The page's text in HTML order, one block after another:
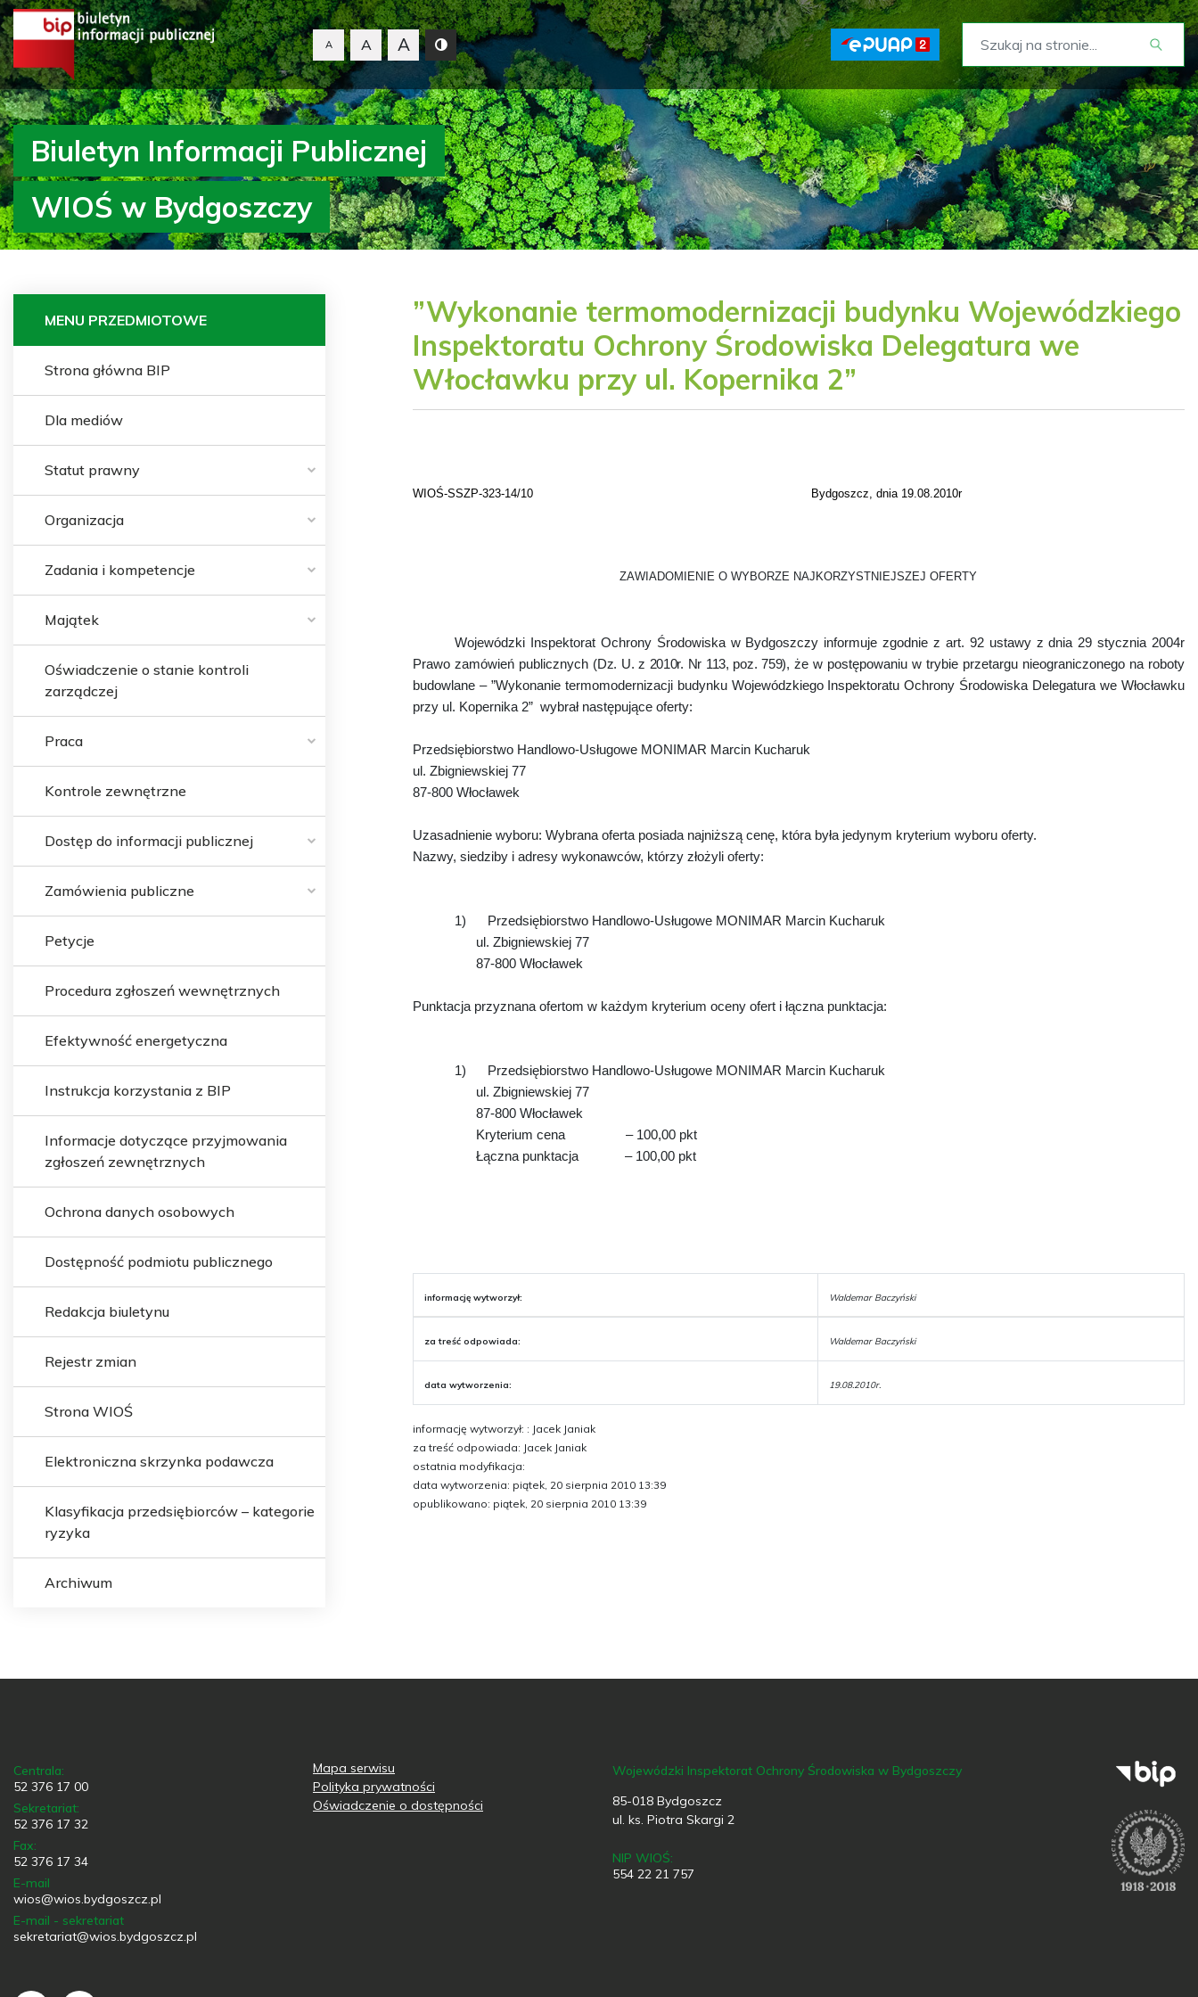
A A A
Biuletyn Informacji Publicznej
WIOŚ w Bydgoszczy
MENU PRZEDMIOTOWE
Strona główna BIP
Dla mediów
Statut prawny
Organizacja
Zadania i kompetencje
Majątek
Oświadczenie o stanie kontroli
zarządczej
Praca
Kontrole zewnętrzne
Dostęp do informacji publicznej
Zamówienia publiczne
Petycje
Procedura zgłoszeń wewnętrznych
Efektywność energetyczna
Instrukcja korzystania z BIP
Informacje dotyczące przyjmowania
zgłoszeń zewnętrznych
Ochrona danych osobowych
Dostępność podmiotu publicznego
Redakcja biuletynu
Rejestr zmian
Strona WIOŚ
Elektroniczna skrzynka podawcza
Klasyfikacja przedsiębiorców – kategorie
ryzyka
Archiwum
”Wykonanie termomodernizacji budynku Wojewódzkiego
Inspektoratu Ochrony Środowiska Delegatura we
Włocławku przy ul. Kopernika 2”
WIOŚ-SSZP-323-14/10 Bydgoszcz, dnia 19.08.2010r
ZAWIADOMIENIE O WYBORZE NAJKORZYSTNIEJSZEJ OFERTY
Wojewódzki Inspektorat Ochrony Środowiska w Bydgoszczy informuje zgodnie z art. 92 ustawy z dnia 29 stycznia 2004r
Prawo zamówień publicznych (Dz. U. z 2010r. Nr 113, poz. 759), że w postępowaniu w trybie przetargu nieograniczonego na roboty
budowlane – ”Wykonanie termomodernizacji budynku Wojewódzkiego Inspektoratu Ochrony Środowiska Delegatura we Włocławku
przy ul. Kopernika 2” wybrał następujące oferty:
Przedsiębiorstwo Handlowo-Usługowe MONIMAR Marcin Kucharuk
ul. Zbigniewskiej 77
87-800 Włocławek
Uzasadnienie wyboru: Wybrana oferta posiada najniższą cenę, która była jedynym kryterium wyboru oferty.
Nazwy, siedziby i adresy wykonawców, którzy złożyli oferty:
1)
Przedsiębiorstwo Handlowo-Usługowe MONIMAR Marcin Kucharuk
ul. Zbigniewskiej 77
87-800 Włocławek
Punktacja przyznana ofertom w każdym kryterium oceny ofert i łączna punktacja:
1)
Przedsiębiorstwo Handlowo-Usługowe MONIMAR Marcin Kucharuk
ul. Zbigniewskiej 77
87-800 Włocławek
Kryterium cena
– 100,00 pkt
Łączna punktacja
– 100,00 pkt
informację wytworzył: Waldemar Baczyński
za treść odpowiada: Waldemar Baczyński
data wytworzenia: 19.08.2010r.
informację wytworzył: : Jacek Janiak
za treść odpowiada: Jacek Janiak
ostatnia modyfikacja:
data wytworzenia: piątek, 20 sierpnia 2010 13:39
opublikowano: piątek, 20 sierpnia 2010 13:39
Centrala:
52 376 17 00
Sekretariat:
52 376 17 32
Fax:
52 376 17 34
E-mail
wios@wios.bydgoszcz.pl
E-mail - sekretariat
sekretariat@wios.bydgoszcz.pl
Mapa serwisu
Polityka prywatności
Oświadczenie o dostępności
Wojewódzki Inspektorat Ochrony Środowiska w Bydgoszczy
85-018 Bydgoszcz
ul. ks. Piotra Skargi 2
NIP WIOŚ:
554 22 21 757